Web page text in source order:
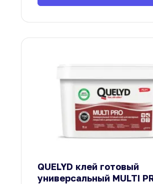
QUELYD клей готовый
универсальный MULTI